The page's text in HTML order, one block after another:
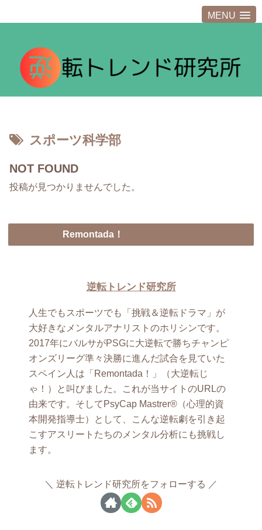
MENU
スポーツ科学部
NOT FOUND
投稿が見つかりませんでした。
Remontada！
逆転トレンド研究所
人生でもスポーツでも「挑戦＆逆転ドラマ」が
大好きなメンタルアナリストのホリシンです。
2017年にバルサがPSGに大逆転で勝ちチャンピ
オンズリーグ準々決勝に進んだ試合を見ていた
スペイン人は「Remontada！」（大逆転じ
ゃ！）と叫びました。これが当サイトのURLの
由来です。そしてPsyCap Mastrer®（心理的資
本開発指導士）として、こんな逆転劇を引き起
こすアスリートたちのメンタル分析にも挑戦し
ます。
逆転トレンド研究所をフォローする